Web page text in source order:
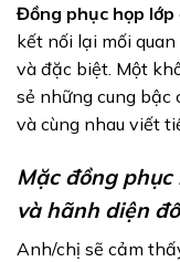
Đồng phục họp lớp
kết nối lại mối
và đặc biệt. Một
sẻ những cung bậc
và cùng nhau viết
Mặc đồng
và hãnh diện
Anh/chị sẽ cảm